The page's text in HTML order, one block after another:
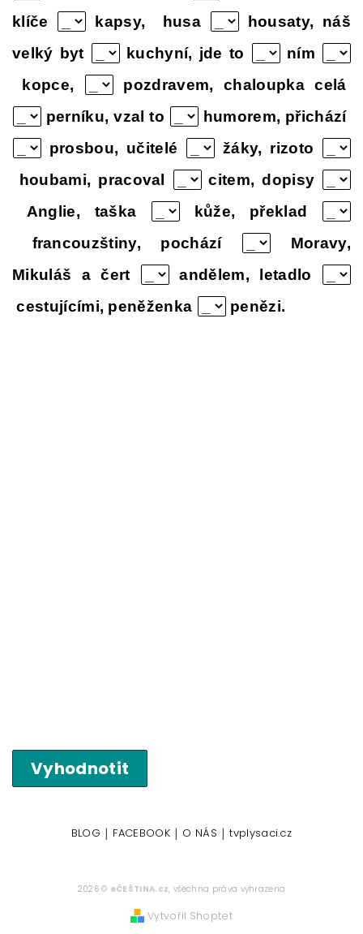
klíče
kapsy, husa
housaty, náš
velký byt
kuchyní, jde to
ním
kopce,
pozdravem, chaloupka celá
perníku, vzal to
humorem, přichází
prosbou, učitelé
žáky, rizoto
houbami, pracoval
citem, dopisy
Anglie, taška
kůže, překlad
francouzštiny, pochází
Moravy,
Mikuláš a čert
andělem, letadlo
cestujícími, peněženka
penězi.
Vyhodnotit
BLOG | FACEBOOK | O NÁS | tvplysaci.cz
2026 © eČEŠTINA.cz, všechna práva vyhrazena
Vytvořil Shoptet